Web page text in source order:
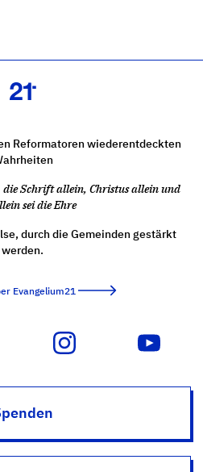
Reformatoren wiederentdeckten
Schrift allein, Christus allein und
sei die Ehre
durch die Gemeinden gestärkt
werden.
Evangelium21